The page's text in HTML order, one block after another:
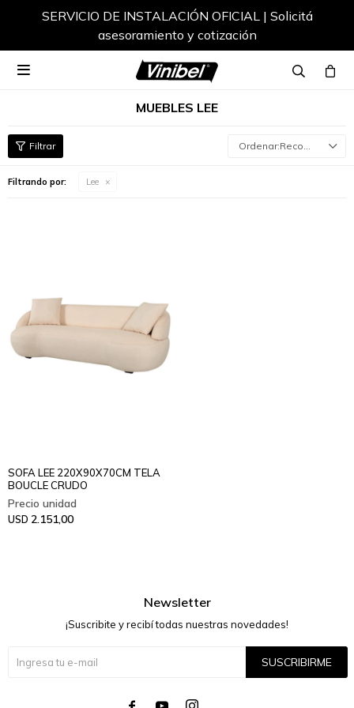
SERVICIO DE INSTALACIÓN OFICIAL | Solicitá
asesoramiento y cotización

MUEBLES LEE
Recomendados
Filtrando por: Lee
SOFA LEE 220X90X70CM TELA
BOUCLE CRUDO
USD 2.151,00
Newsletter
¡Suscribite y recibí todas nuestras novedades!
SUSCRIBIRME
  